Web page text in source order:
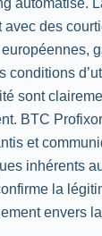
automatisé.
des
conditions
sont
BTC
et
inhérents
la
envers